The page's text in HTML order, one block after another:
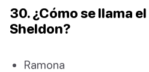
30. ¿Cómo se llama
Sheldon?
Ramona